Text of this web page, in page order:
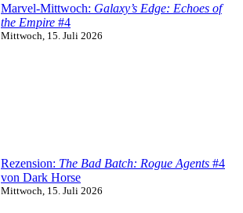
Marvel-Mittwoch: Galaxy’s Edge: Echoes of
the Empire #4
Mittwoch, 15. Juli 2026
Rezension: The Bad Batch: Rogue Agents #4
von Dark Horse
Mittwoch, 15. Juli 2026